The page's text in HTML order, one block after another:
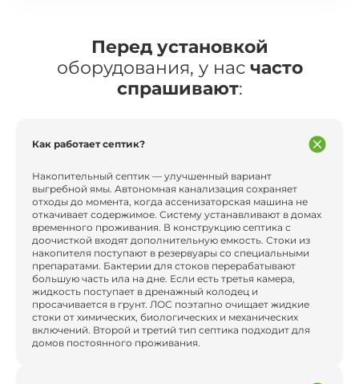
Перед установкой
оборудования, у нас часто
спрашивают:
Как работает септик?
Накопительный септик — улучшенный вариант
выгребной ямы. Автономная канализация сохраняет
отходы до момента, когда ассенизаторская машина не
откачивает содержимое. Систему устанавливают в домах
временного проживания. В конструкцию септика с
доочисткой входят дополнительную емкость. Стоки из
накопителя поступают в резервуары со специальными
препаратами. Бактерии для стоков перерабатывают
большую часть ила на дне. Если есть третья камера,
жидкость поступает в дренажный колодец и
просачивается в грунт. ЛОС поэтапно очищает жидкие
стоки от химических, биологических и механических
включений. Второй и третий тип септика подходит для
домов постоянного проживания.